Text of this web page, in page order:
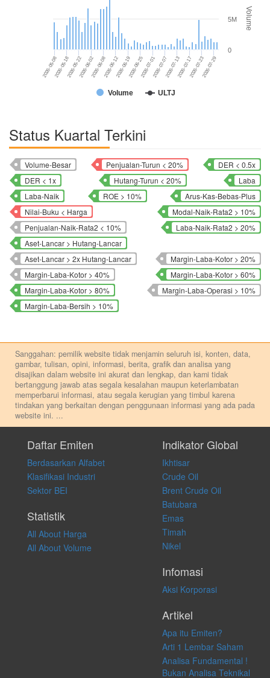
Volume
Volume ULTJ
2026-05-08 2026-06-02 2026-06-19 2026-07-07 2026-07-23
2026-05-182026-05-22 2026-06-082026-06-12 2026-06-252026-07-01 2026-07-132026-07-17 2026-07-29
0
5M
Status Kuartal Terkini
Volume-Besar Penjualan-Turun < 20%
DER < 0.5x
DER < 1x
Hutang-Turun < 20%
Laba
Laba-Naik
ROE > 10%
Arus-Kas-Bebas-Plus
Nilai-Buku < Harga
Modal-Naik-Rata2 > 10%
Penjualan-Naik-Rata2 < 10%
Laba-Naik-Rata2 > 20%
Aset-Lancar > Hutang-Lancar
Aset-Lancar > 2x Hutang-Lancar
Margin-Laba-Kotor > 20%
Margin-Laba-Kotor > 40%
Margin-Laba-Kotor > 60%
Margin-Laba-Kotor > 80%
Margin-Laba-Operasi > 10%
Margin-Laba-Bersih > 10%
Sanggahan: pemilik website tidak menjamin seluruh isi, konten, data,
gambar, tulisan, opini, informasi, berita, grafik dan analisa yang
disajikan dalam website ini akurat dan lengkap, dan kami tidak
bertanggung jawab atas segala kesalahan maupun keterlambatan
memperbarui informasi, atau segala kerugian yang timbul karena
tindakan yang berkaitan dengan penggunaan informasi yang ada pada
website ini. ...
pribadi. Kami tidak memberi anjuran, saran, rekomendasi untuk
membeli, menjual atau melakukan aktivitas lain yang terkait dengan
transaksi perdagangan apapun, dan kami tidak bertanggung jawab
atas keputusan investasi yang dilakukan dalam kondisi dan situasi
apapun juga, yang diakibatkan secara langsung maupun tidak
langsung atas konten pada website ini.
Daftar Emiten
Berdasarkan Alfabet
Klasifikasi Industri
Sektor BEI
Statistik
All About Harga
All About Volume
Indikator Global
Ikhtisar
Crude Oil
Brent Crude Oil
Batubara
Emas
Timah
Nikel
Infomasi
Aksi Korporasi
Artikel
Apa itu Emiten?
Arti 1 Lembar Saham
Analisa Fundamental !
Bukan Analisa Teknikal